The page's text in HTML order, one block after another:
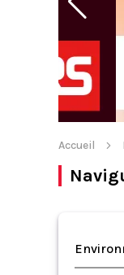
Accueil